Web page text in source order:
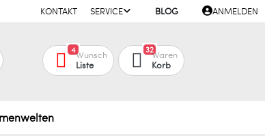
KONTAKT SERVICE BLOG ANMELDEN
4Wunsch
Liste
32Waren
Korb